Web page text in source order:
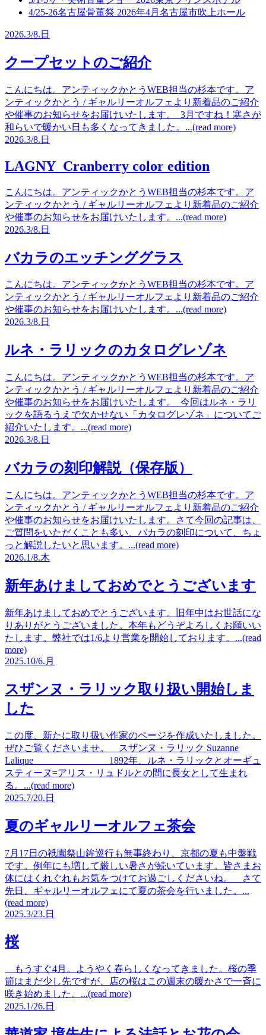
4/25-26名古屋骨董祭 2026年4月 名古屋市吹上ホール
2026.3/8. 日
クープセットのご紹介
こんにちは。アンティックかとうWEB担当の杉本です。ア
ンティックかとう / ギャルリーオルフェより新着品のご紹介
や催事のお知らせをお届けいたします。 3月ですね！寒さが
和らいで暖かい日も多くなってきました。...(read more)
2026.3/8. 日
LAGNY Cranberry color edition
こんにちは。アンティックかとうWEB担当の杉本です。ア
ンティックかとう / ギャルリーオルフェより新着品のご紹介
や催事のお知らせをお届けいたします。...(read more)
2026.3/8. 日
バカラのエッチンググラス
こんにちは。アンティックかとうWEB担当の杉本です。ア
ンティックかとう / ギャルリーオルフェより新着品のご紹介
や催事のお知らせをお届けいたします。...(read more)
2026.3/8. 日
ルネ・ラリックのカタログレゾネ
こんにちは。アンティックかとうWEB担当の杉本です。ア
ンティックかとう / ギャルリーオルフェより新着品のご紹介
や催事のお知らせをお届けいたします。 今回はルネ・ラリ
ックを語るうえで欠かせない「カタログレゾネ」についてご
紹介いたします。...(read more)
2026.3/8. 日
バカラの刻印解説（保存版）
こんにちは。アンティックかとうWEB担当の杉本です。ア
ンティックかとう / ギャルリーオルフェより新着品のご紹介
や催事のお知らせをお届けいたします。さて今回の記事は、
ご質問をいただくことも多い、バカラの刻印について、ちょ
っと解説したいと思います。...(read more)
2026.1/8.木
新年あけましておめでとうございます
新年あけましておめでとうございます。旧年中はお世話にな
りありがとうございました。本年もどうぞよろしくお願いい
たします。弊社では1/6より営業を開始しております。...(read
more)
2025.10/6. 月
スザンヌ・ラリック取り扱い開始しま
した
この度、新たに取り扱い作家のページを作成いたしました。
ぜひご覧くださいませ。 スザンヌ・ラリック Suzanne
Lalique 1892年、ルネ・ラリックとオーギュ
スティーヌ=アリス・リュドルとの間に長女として生まれ
る。...(read more)
2025.7/20. 日
夏のギャルリーオルフェ茶会
7月17日の祇園祭山鉾巡行も無事終わり、京都の夏も中盤戦
です。例年にも増して厳しい暑さが続いています。皆さまお
体にはくれぐれもお気をつけてお過ごしくださいね。 さて
先日、ギャルリーオルフェにて夏の茶会を行いました。...
(read more)
2025.3/23. 日
桜
もうすぐ4月。ようやく春らしくなってきました。桜の季
節はまだ少し先ですが、店の桜はこの週末の暖かさで一斉に
咲き始めました。...(read more)
2025.1/26. 日